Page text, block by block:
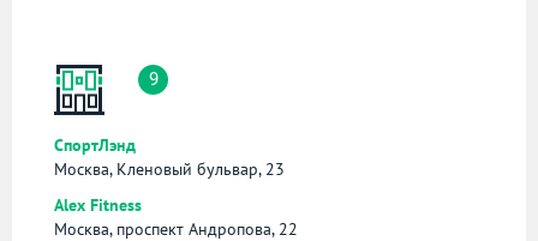
9
СпортЛэнд
Москва, Кленовый бульвар, 23
Alex Fitness
Москва, проспект Андропова, 22